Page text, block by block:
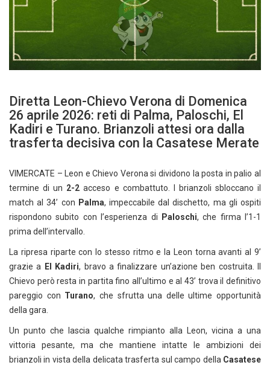
Diretta Leon-Chievo Verona di Domenica
26 aprile 2026: reti di Palma, Paloschi, El
Kadiri e Turano. Brianzoli attesi ora dalla
trasferta decisiva con la Casatese Merate
VIMERCATE – Leon e Chievo Verona si dividono la posta in palio al
termine di un 2-2 acceso e combattuto. I brianzoli sbloccano il
match al 34’ con Palma, impeccabile dal dischetto, ma gli ospiti
rispondono subito con l’esperienza di
Paloschi, che firma l’1-1
prima dell’intervallo.
La ripresa riparte con lo stesso ritmo e la Leon torna avanti al 9’
grazie a
El Kadiri, bravo a finalizzare un’azione ben costruita. Il
Chievo però resta in partita fino all’ultimo e al 43’ trova il definitivo
pareggio con Turano, che sfrutta una delle ultime opportunità
della gara.
Un punto che lascia qualche rimpianto alla Leon, vicina a una
vittoria pesante, ma che mantiene intatte le ambizioni dei
brianzoli in vista della delicata trasferta sul campo della Casatese